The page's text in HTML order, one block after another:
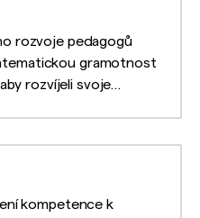
rozvoje pedagogů
gramotnost
rozvíjeli svoje
kompetence k